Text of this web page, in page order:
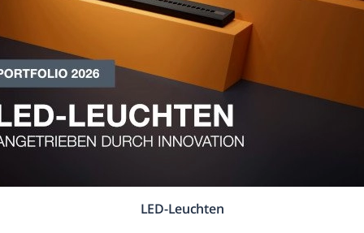
LED-Leuchten